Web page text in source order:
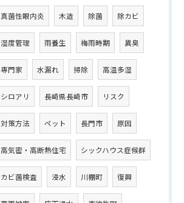
真菌性眼内炎 木造 除菌 除カビ
湿度管理 雨養生 梅雨時期 異臭
専門家 水漏れ 掃除 高温多湿
シロアリ 長崎県長崎市 リスク
対策方法 ペット 長門市 原因
高気密・高断熱住宅 シックハウス症候群
カビ菌検査 浸水 川棚町 復興